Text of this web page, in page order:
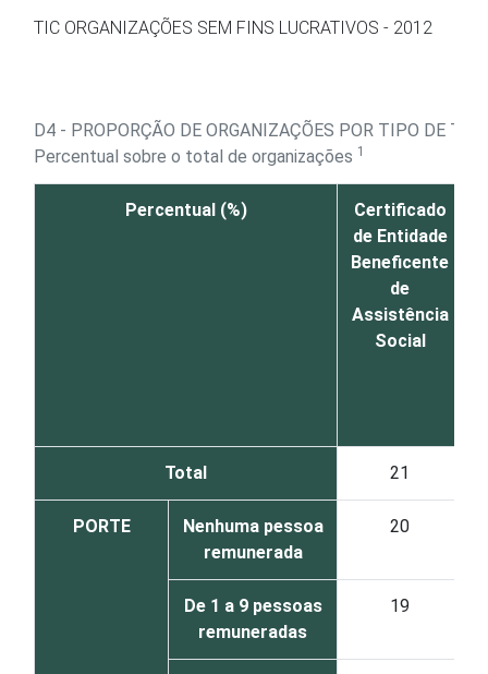
TIC ORGANIZAÇÕES SEM FINS LUCRATIVOS - 2012
D4 - PROPORÇÃO DE ORGANIZAÇÕES POR TIPO DE
Percentual sobre o total de organizações 1
Percentual (%)
Certificado
de Entidade
Beneficente
de
Assistência
Social
Total 21
PORTE
Nenhuma pessoa
remunerada
20
De 1 a 9 pessoas
remuneradas
19